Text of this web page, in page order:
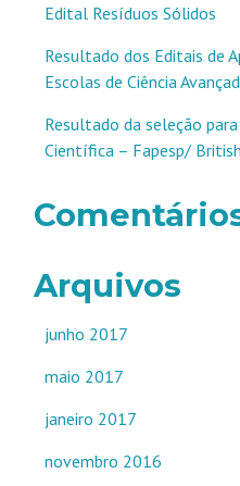
Edital Resíduos Sólidos
Resultado dos Editais de
Escolas de Ciência
Resultado da seleção
Científica – Fapesp/
Arquivos
junho 2017
maio 2017
janeiro 2017
novembro 2016